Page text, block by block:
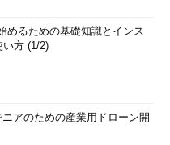
めるための基礎知識とインス
い方 (1/2)
アのための産業用ドローン開